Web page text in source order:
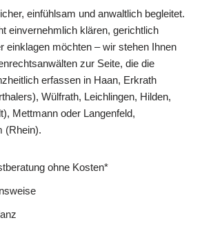
einfühlsam und anwaltlich begleitet.
einvernehmlich klären, gerichtlich
einklagen möchten – wir stehen Ihnen
zur Seite, die die
erfassen in Haan, Erkrath
Wülfrath, Leichlingen, Hilden,
Mettmann oder Langenfeld,
(Rhein).
ohne Kosten*